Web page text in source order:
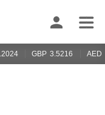
GBP 3.5216 AED